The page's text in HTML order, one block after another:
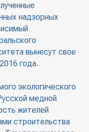
надзорных
вынесут свое
года.
экологического
медной
жителей
строительства